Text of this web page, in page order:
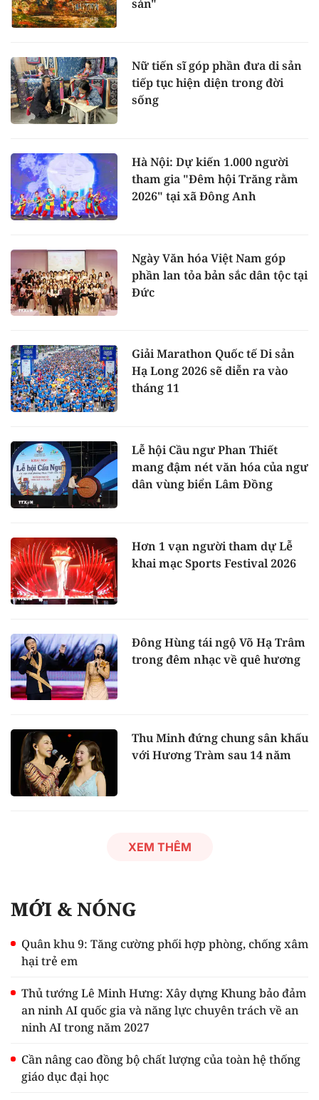
sản"
Nữ tiến sĩ góp phần đưa di sản
tiếp tục hiện diện trong đời
sống
Hà Nội: Dự kiến 1.000 người
tham gia "Đêm hội Trăng rằm
2026" tại xã Đông Anh
Ngày Văn hóa Việt Nam góp
phần lan tỏa bản sắc dân tộc tại
Đức
Giải Marathon Quốc tế Di sản
Hạ Long 2026 sẽ diễn ra vào
tháng 11
Lễ hội Cầu ngư Phan Thiết
mang đậm nét văn hóa của ngư
dân vùng biển Lâm Đồng
Hơn 1 vạn người tham dự Lễ
khai mạc Sports Festival 2026
Đông Hùng tái ngộ Võ Hạ Trâm
trong đêm nhạc về quê hương
Thu Minh đứng chung sân khấu
với Hương Tràm sau 14 năm
XEM THÊM
MỚI & NÓNG
Quân khu 9: Tăng cường phối hợp phòng, chống xâm
hại trẻ em
Thủ tướng Lê Minh Hưng: Xây dựng Khung bảo đảm
an ninh AI quốc gia và năng lực chuyên trách về an
ninh AI trong năm 2027
Cần nâng cao đồng bộ chất lượng của toàn hệ thống
giáo dục đại học